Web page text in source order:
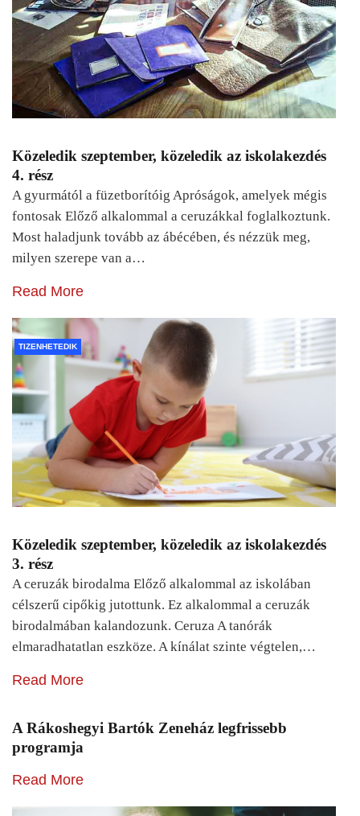
Közeledik szeptember, közeledik az iskolakezdés
4. rész
A gyurmától a füzetborítóig Apróságok, amelyek mégis
fontosak Előző alkalommal a ceruzákkal foglalkoztunk.
Most haladjunk tovább az ábécében, és nézzük meg,
milyen szerepe van a…
Read More
TIZENHETEDIK
Közeledik szeptember, közeledik az iskolakezdés
3. rész
A ceruzák birodalma Előző alkalommal az iskolában
célszerű cipőkig jutottunk. Ez alkalommal a ceruzák
birodalmában kalandozunk. Ceruza A tanórák
elmaradhatatlan eszköze. A kínálat szinte végtelen,…
Read More
A Rákoshegyi Bartók Zeneház legfrissebb
programja
Read More